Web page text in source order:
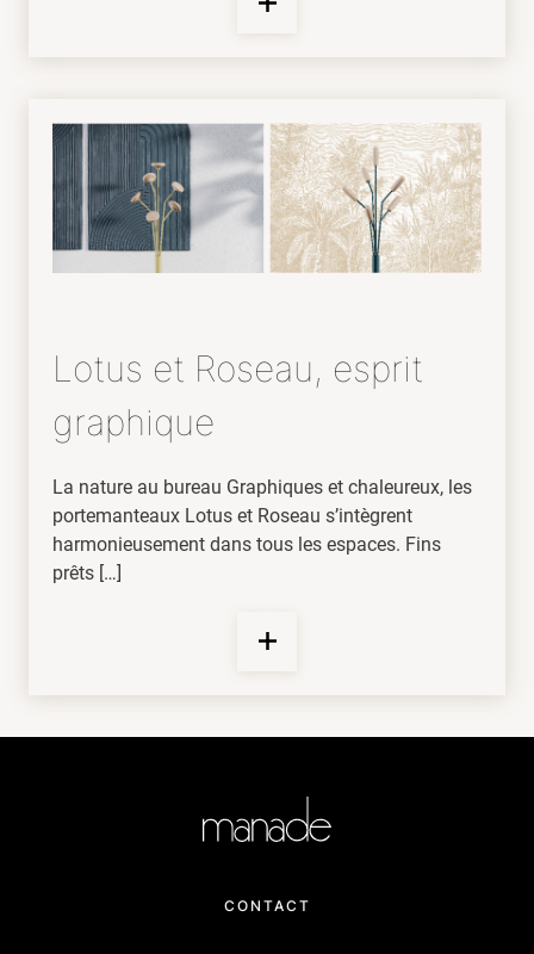
Lotus et Roseau, esprit
graphique
La nature au bureau Graphiques et chaleureux, les
portemanteaux Lotus et Roseau s’intègrent
harmonieusement dans tous les espaces. Fins
prêts […]
CONTACT